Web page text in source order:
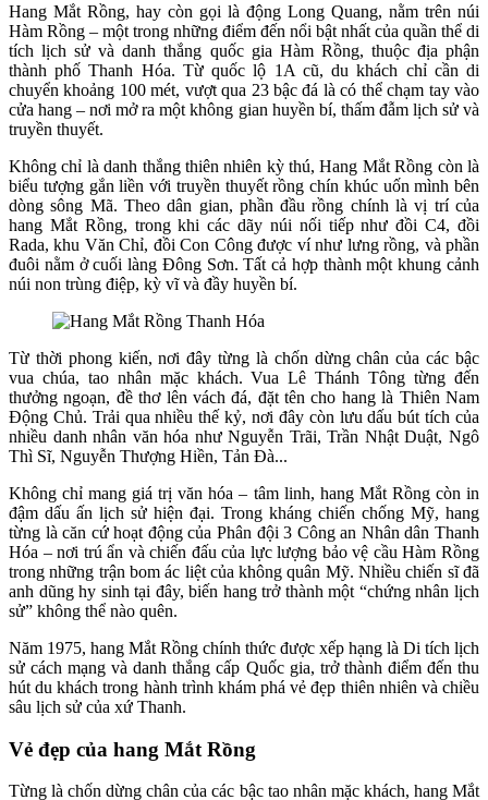
Hang Mắt Rồng, hay còn gọi là động Long Quang, nằm trên núi
Hàm Rồng – một trong những điểm đến nổi bật nhất của quần thể di
tích lịch sử và danh thắng quốc gia Hàm Rồng, thuộc địa phận
thành phố Thanh Hóa. Từ quốc lộ 1A cũ, du khách chỉ cần di
chuyển khoảng 100 mét, vượt qua 23 bậc đá là có thể chạm tay vào
cửa hang – nơi mở ra một không gian huyền bí, thấm đẫm lịch sử và
truyền thuyết.
Không chỉ là danh thắng thiên nhiên kỳ thú, Hang Mắt Rồng còn là
biểu tượng gắn liền với truyền thuyết rồng chín khúc uốn mình bên
dòng sông Mã. Theo dân gian, phần đầu rồng chính là vị trí của
hang Mắt Rồng, trong khi các dãy núi nối tiếp như đồi C4, đồi
Rada, khu Văn Chỉ, đồi Con Công được ví như lưng rồng, và phần
đuôi nằm ở cuối làng Đông Sơn. Tất cả hợp thành một khung cảnh
núi non trùng điệp, kỳ vĩ và đầy huyền bí.
Từ thời phong kiến, nơi đây từng là chốn dừng chân của các bậc
vua chúa, tao nhân mặc khách. Vua Lê Thánh Tông từng đến
thưởng ngoạn, đề thơ lên vách đá, đặt tên cho hang là Thiên Nam
Động Chủ. Trải qua nhiều thế kỷ, nơi đây còn lưu dấu bút tích của
nhiều danh nhân văn hóa như Nguyễn Trãi, Trần Nhật Duật, Ngô
Thì Sĩ, Nguyễn Thượng Hiền, Tản Đà...
Không chỉ mang giá trị văn hóa – tâm linh, hang Mắt Rồng còn in
đậm dấu ấn lịch sử hiện đại. Trong kháng chiến chống Mỹ, hang
từng là căn cứ hoạt động của Phân đội 3 Công an Nhân dân Thanh
Hóa – nơi trú ẩn và chiến đấu của lực lượng bảo vệ cầu Hàm Rồng
trong những trận bom ác liệt của không quân Mỹ. Nhiều chiến sĩ đã
anh dũng hy sinh tại đây, biến hang trở thành một “chứng nhân lịch
sử” không thể nào quên.
Năm 1975, hang Mắt Rồng chính thức được xếp hạng là Di tích lịch
sử cách mạng và danh thắng cấp Quốc gia, trở thành điểm đến thu
hút du khách trong hành trình khám phá vẻ đẹp thiên nhiên và chiều
sâu lịch sử của xứ Thanh.
Vẻ đẹp của hang Mắt Rồng
Từng là chốn dừng chân của các bậc tao nhân mặc khách, hang Mắt